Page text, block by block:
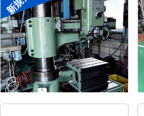
ラジアルボール盤
メーカー 森精機
形 式 YR3-115
年 式-